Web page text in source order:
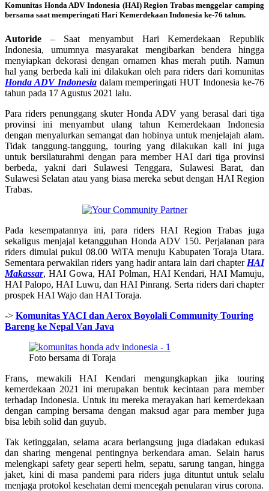
Komunitas Honda ADV Indonesia (HAI) Region Trabas menggelar camping
bersama saat memperingati Hari Kemerdekaan Indonesia ke-76 tahun.
Autoride – Saat menyambut Hari Kemerdekaan Republik
Indonesia, umumnya masyarakat mengibarkan bendera hingga
menyiapkan dekorasi dengan ornamen khas merah putih. Namun
hal yang berbeda kali ini dilakukan oleh para riders dari komunitas
Honda ADV Indonesiadalam memperingati HUT Indonesia ke-76
tahun pada 17 Agustus 2021 lalu.
Para riders penunggang skuter Honda ADV yang berasal dari tiga
provinsi ini menyambut ulang tahun Kemerdekaan Indonesia
dengan menyalurkan semangat dan hobinya untuk menjelajah alam.
Tidak tanggung-tanggung, touring yang dilakukan kali ini juga
untuk bersilaturahmi dengan para member HAI dari tiga provinsi
berbeda, yakni dari Sulawesi Tenggara, Sulawesi Barat, dan
Sulawesi Selatan atau yang biasa mereka sebut dengan HAI Region
Trabas.
Pada kesempatannya ini, para riders HAI Region Trabas juga
sekaligus menjajal ketangguhan Honda ADV 150. Perjalanan para
riders dimulai pukul 08.00 WiTA menuju Kabupaten Toraja Utara.
Sementara perwakilan riders yang hadir antara lain dari chapter HAI
Makassar, HAI Gowa, HAI Polman, HAI Kendari, HAI Mamuju,
HAI Palopo, HAI Luwu, dan HAI Pinrang. Serta riders dari chapter
prospek HAI Wajo dan HAI Toraja.
-> Komunitas YACI dan Aerox Boyolali Community Touring
Bareng ke Nepal Van Java
Foto bersama di Toraja
Frans, mewakili HAI Kendari mengungkapkan jika touring
kemerdekaan 2021 ini merupakan bentuk kecintaan para member
terhadap Indonesia. Untuk itu mereka merayakan hari kemerdekaan
dengan camping bersama dengan maksud agar para member juga
bisa lebih solid dan guyub.
Tak ketinggalan, selama acara berlangsung juga diadakan edukasi
dan sharing mengenai pentingnya berkendara aman. Selain harus
melengkapi safety gear seperti helm, sepatu, sarung tangan, hingga
jaket, kini di masa pandemi para riders juga dituntut untuk selalu
menjaga protokol kesehatan demi mencegah penularan virus corona.